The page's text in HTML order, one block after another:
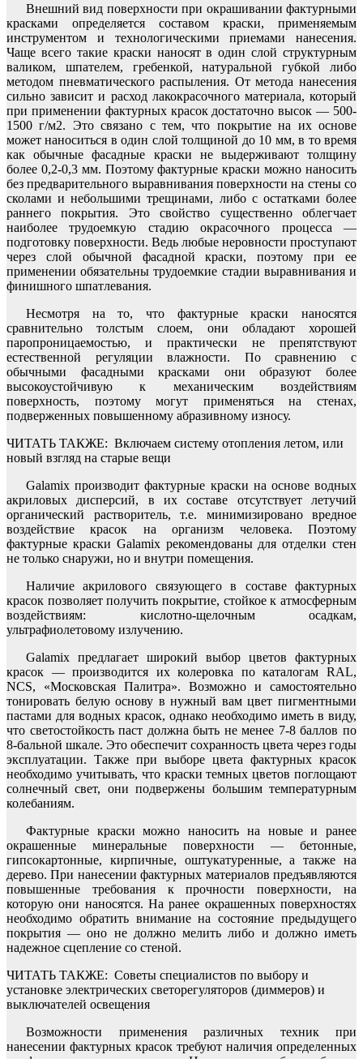
Внешний вид поверхности при окрашивании фактурными
красками определяется составом краски, применяемым
инструментом и технологическими приемами нанесения.
Чаще всего такие краски наносят в один слой структурным
валиком, шпателем, гребенкой, натуральной губкой либо
методом пневматического распыления. От метода нанесения
сильно зависит и расход лакокрасочного материала, который
при применении фактурных красок достаточно высок — 500-
1500 г/м2. Это связано с тем, что покрытие на их основе
может наноситься в один слой толщиной до 10 мм, в то время
как обычные фасадные краски не выдерживают толщину
более 0,2-0,3 мм. Поэтому фактурные краски можно наносить
без предварительного выравнивания поверхности на стены со
сколами и небольшими трещинами, либо с остатками более
раннего покрытия. Это свойство существенно облегчает
наиболее трудоемкую стадию окрасочного процесса —
подготовку поверхности. Ведь любые неровности проступают
через слой обычной фасадной краски, поэтому при ее
применении обязательны трудоемкие стадии выравнивания и
финишного шпатлевания.
Несмотря на то, что фактурные краски наносятся
сравнительно толстым слоем, они обладают хорошей
паропроницаемостью, и практически не препятствуют
естественной регуляции влажности. По сравнению с
обычными фасадными красками они образуют более
высокоустойчивую к механическим воздействиям
поверхность, поэтому могут применяться на стенах,
подверженных повышенному абразивному износу.
ЧИТАТЬ ТАКЖЕ: Включаем систему отопления летом, или
новый взгляд на старые вещи
Galamix производит фактурные краски на основе водных
акриловых дисперсий, в их составе отсутствует летучий
органический растворитель, т.е. минимизировано вредное
воздействие красок на организм человека. Поэтому
фактурные краски Galamix рекомендованы для отделки стен
не только снаружи, но и внутри помещения.
Наличие акрилового связующего в составе фактурных
красок позволяет получить покрытие, стойкое к атмосферным
воздействиям: кислотно-щелочным осадкам,
ультрафиолетовому излучению.
Galamix предлагает широкий выбор цветов фактурных
красок — производится их колеровка по каталогам RAL,
NCS, «Московская Палитра». Возможно и самостоятельно
тонировать белую основу в нужный вам цвет пигментными
пастами для водных красок, однако необходимо иметь в виду,
что светостойкость паст должна быть не менее 7-8 баллов по
8-бальной шкале. Это обеспечит сохранность цвета через годы
эксплуатации. Также при выборе цвета фактурных красок
необходимо учитывать, что краски темных цветов поглощают
солнечный свет, они подвержены большим температурным
колебаниям.
Фактурные краски можно наносить на новые и ранее
окрашенные минеральные поверхности — бетонные,
гипсокартонные, кирпичные, оштукатуренные, а также на
дерево. При нанесении фактурных материалов предъявляются
повышенные требования к прочности поверхности, на
которую они наносятся. На ранее окрашенных поверхностях
необходимо обратить внимание на состояние предыдущего
покрытия — оно не должно мелить либо и должно иметь
надежное сцепление со стеной.
ЧИТАТЬ ТАКЖЕ: Советы специалистов по выбору и
установке электрических светорегуляторов (диммеров) и
выключателей освещения
Возможности применения различных техник при
нанесении фактурных красок требуют наличия определенных